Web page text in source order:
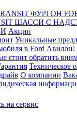
ФУРГОН
ШАССИ С
Акции
Уникальные
в Ford Авилон!
стоит обратить
Техническое
О компании
на сервис